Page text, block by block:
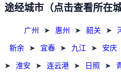
途经城市（点击查看所在
广州 ➤ 惠州 ➤ 韶关 ➤
新余
➤ 宜春 ➤ 九江 ➤ 安庆
➤ 淮安 ➤ 连云港 ➤ 日照 ➤